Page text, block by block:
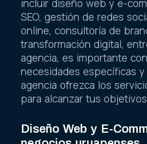
incluir diseño web y e-
SEO, gestión de redes
online, consultoría de
transformación digital,
agencia, es importante
necesidades específicas
agencia ofrezca los
para alcanzar tus
Diseño Web y E-